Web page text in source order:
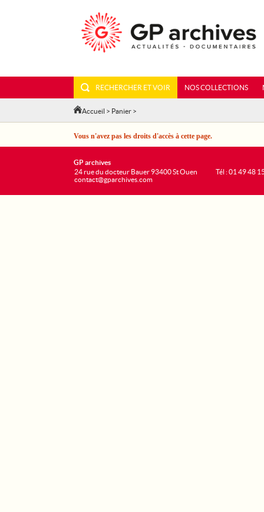
RECHERCHER ET VOIR NOS COLLECTIONS
Accueil > Panier >
Vous n'avez pas les droits d'accès à cette page.
GP archives
24 rue du docteur Bauer 93400 St Ouen
contact@gparchives.com
Tél : 01 49 48